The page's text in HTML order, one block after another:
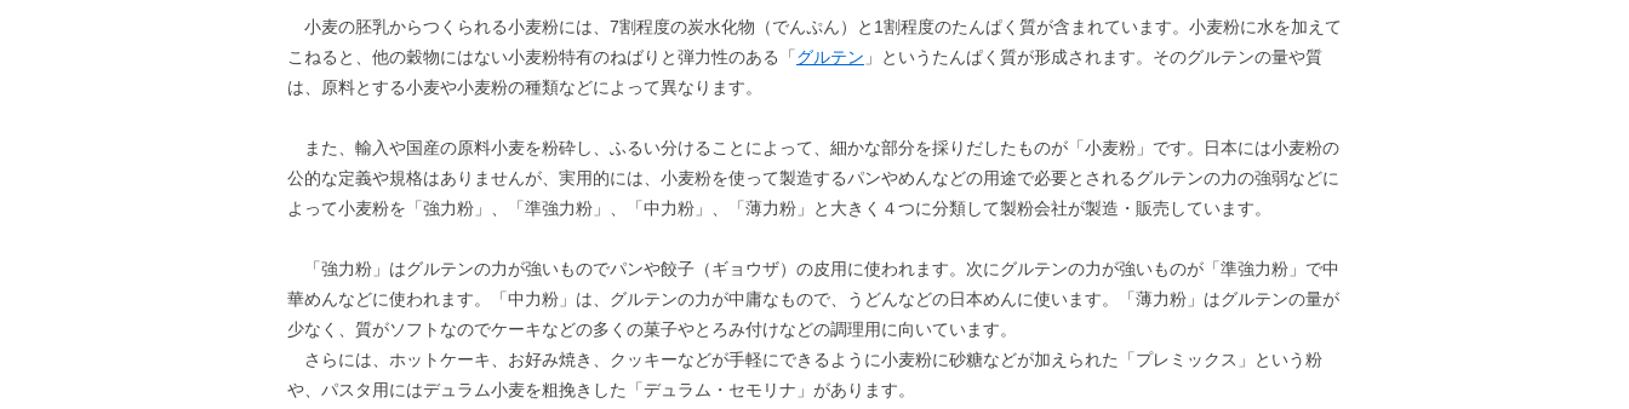
小麦の胚乳からつくられる小麦粉には、7割程度の炭水化物（でんぷん）と1割程度のたんぱく質が含まれています。小麦粉に水を加えて
こねると、他の穀物にはない小麦粉特有のねばりと弾力性のある「グルテン 」というたんぱく質が形成されます。そのグルテンの量や質
は、原料とする小麦や小麦粉の種類などによって異なります。
また、輸入や国産の原料小麦を粉砕し、ふるい分けることによって、細かな部分を採りだしたものが「小麦粉」です。日本には小麦粉の
公的な定義や規格はありませんが、実用的には、小麦粉を使って製造するパンやめんなどの用途で必要とされるグルテンの力の強弱などに
よって小麦粉を「強力粉」、「準強力粉」、「中力粉」、「薄力粉」と大きく４つに分類して製粉会社が製造・販売しています。
「強力粉」はグルテンの力が強いものでパンや餃子（ギョウザ）の皮用に使われます。次にグルテンの力が強いものが「準強力粉」で中
華めんなどに使われます。「中力粉」は、グルテンの力が中庸なもので、うどんなどの日本めんに使います。「薄力粉」はグルテンの量が
少なく、質がソフトなのでケーキなどの多くの菓子やとろみ付けなどの調理用に向いています。
さらには、ホットケーキ、お好み焼き、クッキーなどが手軽にできるように小麦粉に砂糖などが加えられた「プレミックス」という粉
や、パスタ用にはデュラム小麦を粗挽きした「デュラム・セモリナ」があります。